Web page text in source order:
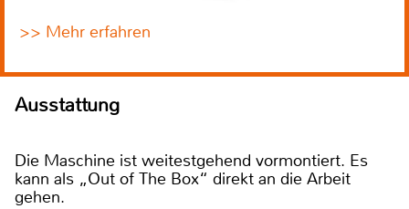
>> Mehr erfahren
Ausstattung
Die Maschine ist weitestgehend vormontiert. Es
kann als „Out of The Box“ direkt an die Arbeit
gehen.